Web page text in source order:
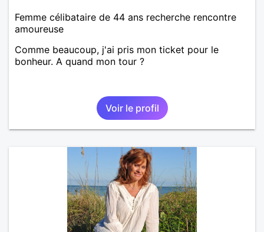
Femme célibataire de 44 ans recherche rencontre
amoureuse
Comme beaucoup, j'ai pris mon ticket pour le
bonheur. A quand mon tour ?
Voir le profil